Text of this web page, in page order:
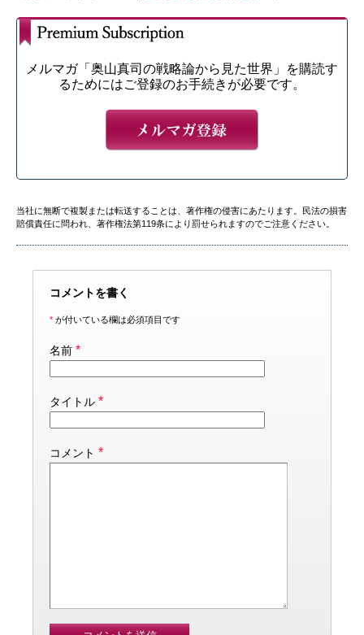
メルマガ「奥山真司の戦略論から見た世界」を購読す
るためにはご登録のお手続きが必要です。
当社に無断で複製または転送することは、著作権の侵害にあたります。民法の損害
賠償責任に問われ、著作権法第119条により罰せられますのでご注意ください。
コメントを書く
* が付いている欄は必須項目です
名前 *
タイトル *
コメント *